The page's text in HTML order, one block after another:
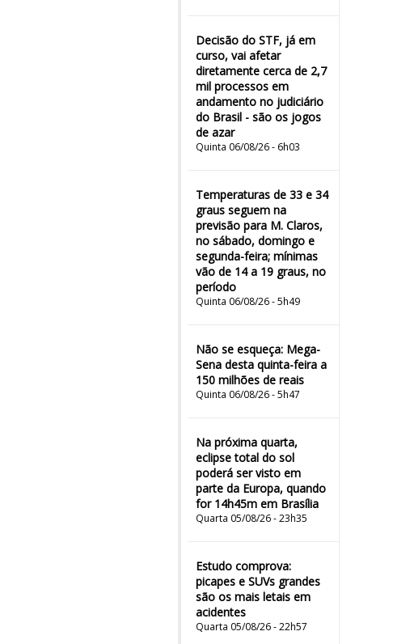
Decisão do STF, já em
curso, vai afetar
diretamente cerca de 2,7
mil processos em
andamento no judiciário
do Brasil - são os jogos
de azar
Quinta 06/08/26 - 6h03
Temperaturas de 33 e 34
graus seguem na
previsão para M. Claros,
no sábado, domingo e
segunda-feira; mínimas
vão de 14 a 19 graus, no
período
Quinta 06/08/26 - 5h49
Não se esqueça: Mega-
Sena desta quinta-feira a
150 milhões de reais
Quinta 06/08/26 - 5h47
Na próxima quarta,
eclipse total do sol
poderá ser visto em
parte da Europa, quando
for 14h45m em Brasília
Quarta 05/08/26 - 23h35
Estudo comprova:
picapes e SUVs grandes
são os mais letais em
acidentes
Quarta 05/08/26 - 22h57